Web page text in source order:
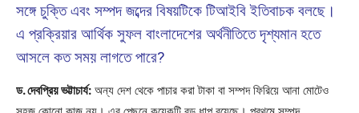
সঙ্গে চুক্তি এবং সম্পদ জব্দের বিষয়টিকে টিআইবি ইতিবাচক বলছে।
এ প্রক্রিয়ার আর্থিক সুফল বাংলাদেশের অর্থনীতিতে দৃশ্যমান হতে
আসলে কত সময় লাগতে পারে?
ড. দেবপ্রিয় ভট্টাচার্য: অন্য দেশ থেকে পাচার করা টাকা বা সম্পদ ফিরিয়ে আনা মোটেও